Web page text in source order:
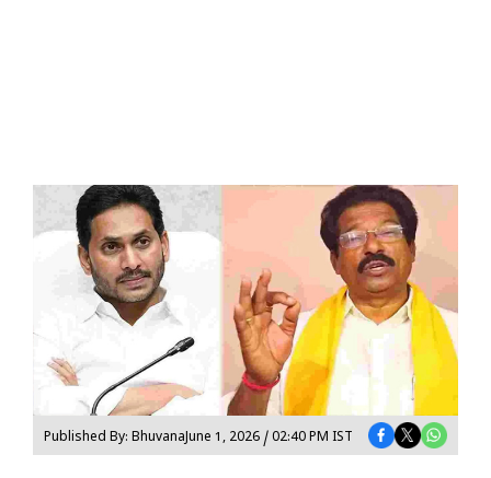
Published By: BhuvanaJune 1, 2026 / 02:40 PM IST